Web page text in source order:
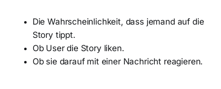
Die Wahrscheinlichkeit, dass jemand auf die
Story tippt.
Ob User die Story liken.
Ob sie darauf mit einer Nachricht reagieren.